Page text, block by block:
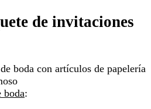
de invitaciones
boda con artículos de papelería
boda: